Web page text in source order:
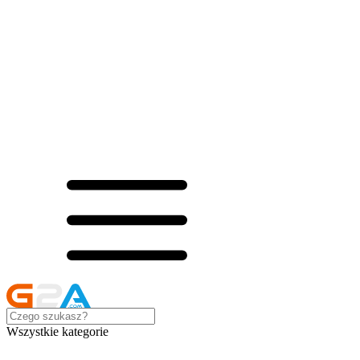
Wszystkie kategorie